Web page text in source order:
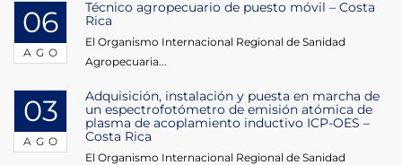
06
AGO
Técnico agropecuario de puesto móvil – Costa
Rica
El Organismo Internacional Regional de Sanidad
Agropecuaria...
03
AGO
Adquisición, instalación y puesta en marcha de
un espectrofotómetro de emisión atómica de
plasma de acoplamiento inductivo ICP-OES –
Costa Rica
El Organismo Internacional Regional de Sanidad